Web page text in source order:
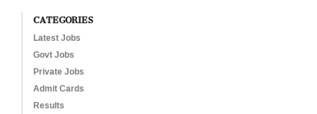
CATEGORIES
Latest Jobs
Govt Jobs
Private Jobs
Admit Cards
Results